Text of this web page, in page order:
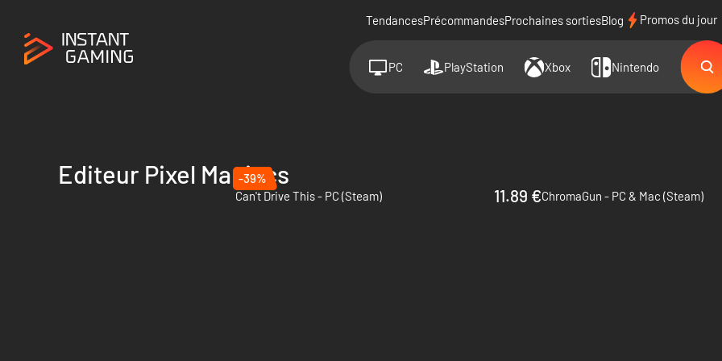
TendancesPrécommandesProchaines sortiesBlog Promos du jour
PC PlayStation Xbox Nintendo
Editeur Pixel Maniacs
-39%
Can't Drive This - PC (Steam)
11.89 €ChromaGun - PC & Mac (Steam)